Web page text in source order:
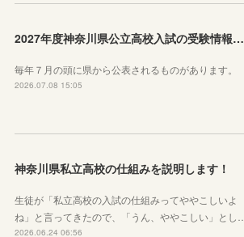
2027年度神奈川県公立高校入試の受験情報のまとめ【実施要項・募集案内等】
毎年７月の頭に県から公表されるものがあります。
2026.07.08 15:05
神奈川県私立高校の仕組みを説明します！
生徒が「私立高校の入試の仕組みってややこしいよ
ね」と言ってきたので、「うん、ややこしい」とし…
2026.06.24 06:56